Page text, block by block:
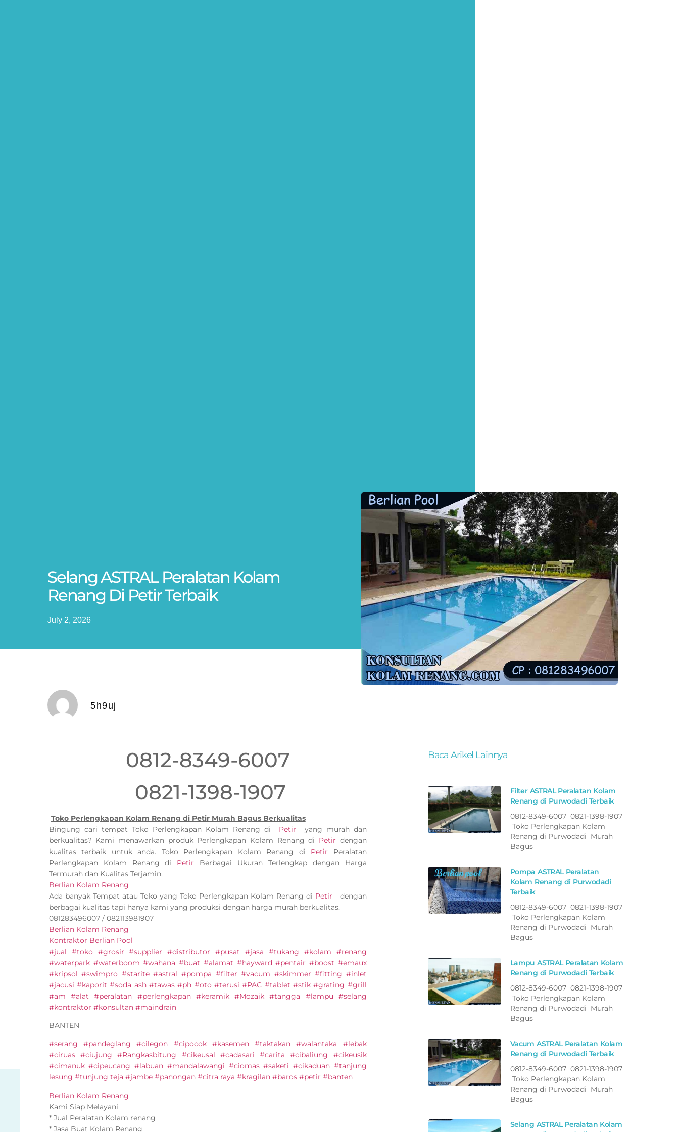
Selang ASTRAL Peralatan Kolam
Renang Di Petir Terbaik
July 2, 2026
5h9uj
0812-8349-6007
0821-1398-1907
Toko Perlengkapan Kolam Renang di Petir Murah Bagus Berkualitas
Bingung cari tempat Toko Perlengkapan Kolam Renang di Petir yang murah dan
berkualitas? Kami menawarkan produk Perlengkapan Kolam Renang di Petir dengan
kualitas terbaik untuk anda. Toko Perlengkapan Kolam Renang di Petir Peralatan
Perlengkapan Kolam Renang di Petir Berbagai Ukuran Terlengkap dengan Harga
Termurah dan Kualitas Terjamin.
Berlian Kolam Renang
Ada banyak Tempat atau Toko yang Toko Perlengkapan Kolam Renang di Petir
dengan
berbagai kualitas tapi hanya kami yang produksi dengan harga murah berkualitas.
081283496007 / 082113981907
Berlian Kolam Renang
Kontraktor Berlian Pool
#jual #toko #grosir #supplier #distributor #pusat #jasa #tukang #kolam #renang
#waterpark #waterboom #wahana #buat #alamat #hayward #pentair #boost #emaux
#kripsol #swimpro #starite #astral #pompa #filter #vacum #skimmer #fitting #inlet
#jacusi #kaporit #soda ash #tawas #ph #oto #terusi #PAC #tablet #stik #grating #grill
#am #alat #peralatan #perlengkapan #keramik #Mozaik #tangga #lampu #selang
#kontraktor #konsultan #maindrain
BANTEN
#serang #pandeglang #cilegon #cipocok #kasemen #taktakan #walantaka #lebak
#ciruas #ciujung #Rangkasbitung #cikeusal #cadasari #carita #cibaliung #cikeusik
#cimanuk #cipeucang #labuan #mandalawangi #ciomas #saketi #cikaduan #tanjung
lesung #tunjung teja #jambe #panongan #citra raya #kragilan #baros #petir #banten
Berlian Kolam Renang
Kami Siap Melayani
* Jual Peralatan Kolam renang
* Jasa Buat Kolam Renang
Baca Arikel Lainnya
Filter ASTRAL Peralatan Kolam
Renang di Purwodadi Terbaik
0812-8349-6007 0821-1398-1907
Toko Perlengkapan Kolam
Renang di Purwodadi Murah
Bagus
Pompa ASTRAL Peralatan
Kolam Renang di Purwodadi
Terbaik
0812-8349-6007 0821-1398-1907
Toko Perlengkapan Kolam
Renang di Purwodadi Murah
Bagus
Lampu ASTRAL Peralatan Kolam
Renang di Purwodadi Terbaik
0812-8349-6007 0821-1398-1907
Toko Perlengkapan Kolam
Renang di Purwodadi Murah
Bagus
Vacum ASTRAL Peralatan Kolam
Renang di Purwodadi Terbaik
0812-8349-6007 0821-1398-1907
Toko Perlengkapan Kolam
Renang di Purwodadi Murah
Bagus
Selang ASTRAL Peralatan Kolam